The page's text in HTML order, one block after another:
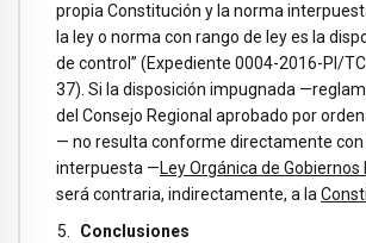
propia Constitución y la norma
la ley o norma con rango de ley es la
de control” (Expediente 0004-2016-PI/
37). Si la disposición impugnada
del Consejo Regional aprobado por
— no resulta conforme directamente
interpuesta —Ley Orgánica de Gobiernos
será contraria, indirectamente, a la
Conclusiones